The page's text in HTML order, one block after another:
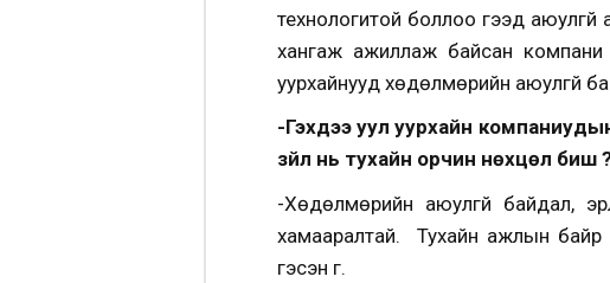
технологитой боллоо гээд
хангаж ажиллаж байсан компани
уурхайнууд хөдөлмөрийн аюулгүй
-Гэхдээ уул уурхайн
зүйл нь тухайн орчин нөхцөл биш
-Хөдөлмөрийн аюулгүй байдал,
хамааралтай. Тухайн ажлын байр
гэсэн үг.